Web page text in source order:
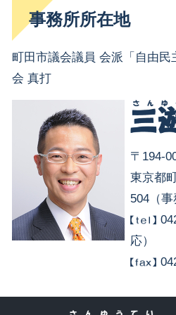
事務所所在地
町田市議会議員 会派「自由
会 真打
〒194-
東京都
504（事
応）